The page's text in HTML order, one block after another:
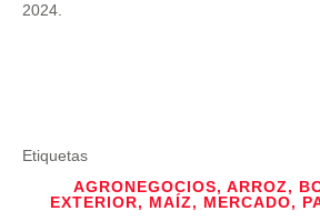
2024.
Etiquetas
AGRONEGOCIOS, ARROZ,
EXTERIOR, MAÍZ, MERCADO,